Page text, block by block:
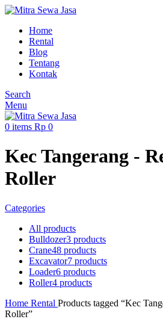
Home
Rental
Blog
Tentang
Kontak
Search
Menu
0 items Rp 0
Kec Tangerang -
Roller
Categories
All products
Bulldozer3 products
Crane48 products
Excavator7 products
Loader6 products
Roller4 products
Home Rental Products tagged “Kec
Roller”